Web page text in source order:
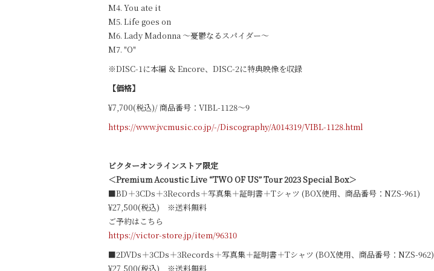
M4. You ate it
M5. Life goes on
M6. Lady Madonna ～憂鬱なるスパイダー～
M7. "O"
※DISC-1に本編 ＆ Encore、DISC-2に特典映像を収録
【価格】
¥7,700(税込)/ 商品番号：VIBL-1128～9
https://www.jvcmusic.co.jp/-/Discography/A014319/VIBL-1128.html
ビクターオンラインストア限定
＜Premium Acoustic Live “TWO OF US” Tour 2023 Special Box＞
■BD＋3CDs＋3Records＋写真集＋証明書＋Tシャツ (BOX使用、商品番号：NZS-961)
¥27,500(税込) ※送料無料
ご予約はこちら
https://victor-store.jp/item/96310
■2DVDs＋3CDs＋3Records＋写真集＋証明書＋Tシャツ (BOX使用、商品番号：NZS-962)
¥27,500(税込) ※送料無料